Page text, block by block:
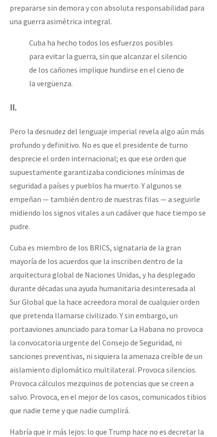
prepararse sin demora y con absoluta responsabilidad para
una guerra asimétrica integral.
Cuba ha hecho todos los esfuerzos posibles
para evitar la guerra, sin que alcanzar el silencio
de los cañones implique hundirse en el cieno de
la vergüenza.
II.
Pero la desnudez del lenguaje imperial revela algo aún más
profundo y definitivo. No es que el presidente de turno
desprecie el orden internacional; es que ese orden que
supuestamente garantizaba condiciones mínimas de
seguridad a países y pueblos ha muerto. Y algunos se
empeñan — también dentro de nuestras filas — a seguirle
midiendo los signos vitales a un cadáver que hace tiempo se
pudre.
Cuba es miembro de los BRICS, signataria de la gran
mayoría de los acuerdos que la inscriben dentro de la
arquitectura global de Naciones Unidas, y ha desplegado
durante décadas una ayuda humanitaria desinteresada al
Sur Global que la hace acreedora moral de cualquier orden
que pretenda llamarse civilizado. Y sin embargo, un
portaaviones anunciado para tomar La Habana no provoca
la convocatoria urgente del Consejo de Seguridad, ni
sanciones preventivas, ni siquiera la amenaza creíble de un
aislamiento diplomático multilateral. Provoca silencios.
Provoca cálculos mezquinos de potencias que se creen a
salvo. Provoca, en el mejor de los casos, comunicados tibios
que nadie teme y que nadie cumplirá.
Habría que ir más lejos: lo que Trump hace no es decretar la